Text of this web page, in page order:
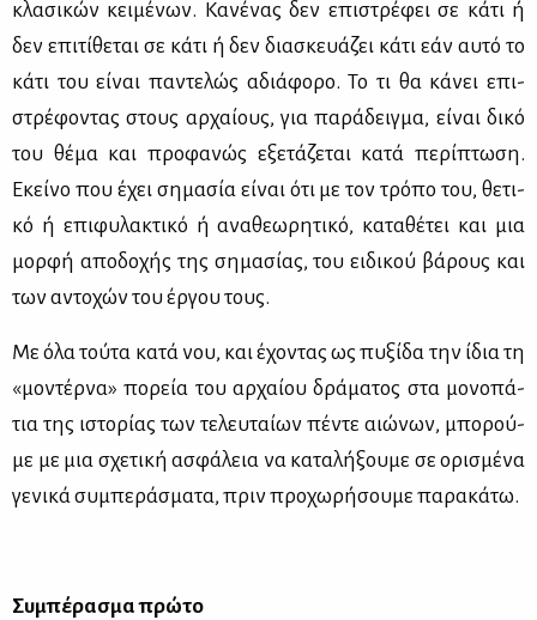
κλα­σι­κών κει­μέ­νων. Κα­νέ­νας δεν επι­στρέ­φει σε κά­τι ή
δεν επι­τί­θε­ται σε κά­τι ή δεν δια­σκευά­ζει κά­τι εάν αυ­τό το
κά­τι του εί­ναι πα­ντε­λώς αδιά­φο­ρο. Το τι θα κά­νει επι­
στρέ­φο­ντας στους αρ­χαί­ους, για πα­ρά­δειγ­μα, εί­ναι δι­κό
του θέ­μα και προ­φα­νώς εξε­τά­ζε­ται κα­τά πε­ρί­πτω­ση.
Εκεί­νο που έχει ση­μα­σία εί­ναι ότι με τον τρό­πο του, θε­τι­
κό ή επι­φυ­λα­κτι­κό ή ανα­θε­ω­ρη­τι­κό, κα­τα­θέ­τει και μια
μορ­φή απο­δο­χής της ση­μα­σί­ας, του ει­δι­κού βά­ρους και
των αντο­χών του έρ­γου τους.
Με όλα τού­τα κα­τά νου, και έχο­ντας ως πυ­ξί­δα την ίδια τη
«μο­ντέρ­να» πο­ρεία του αρ­χαί­ου δρά­μα­τος στα μο­νο­πά­
τια της ιστο­ρί­ας των τε­λευ­ταί­ων πέ­ντε αιώ­νων, μπο­ρού­
με με μια σχε­τι­κή ασφά­λεια να κα­τα­λή­ξου­με σε ορι­σμέ­να
γε­νι­κά συ­μπε­ρά­σμα­τα, πριν προ­χω­ρή­σου­με πα­ρα­κά­τω.
Συ­μπέ­ρα­σμα πρώ­το